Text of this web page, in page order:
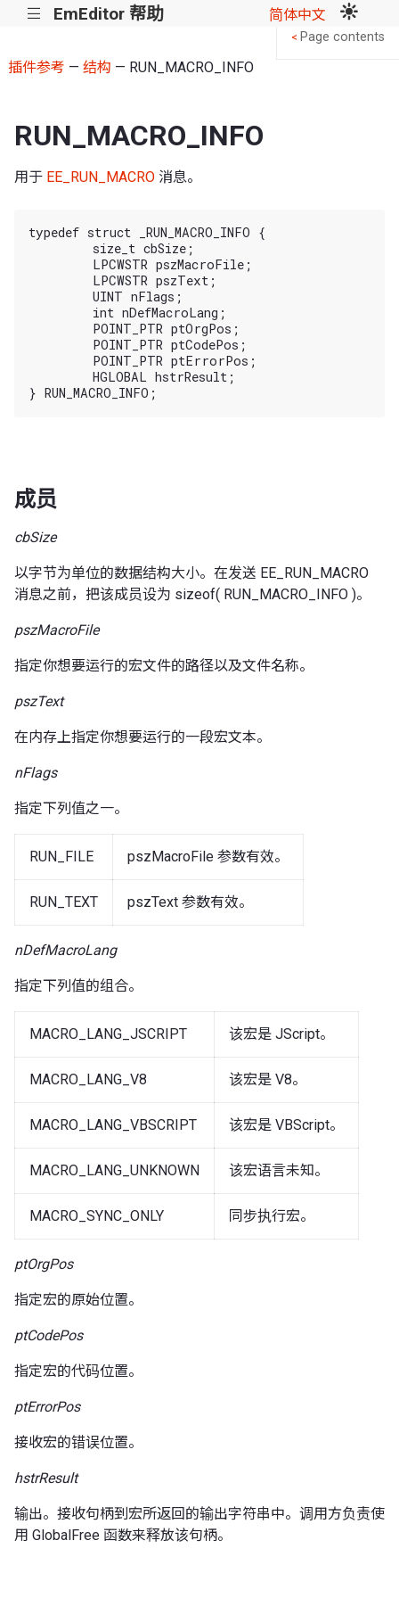
||| EmEditor 帮助 简体中文
插件参考 — 结构 — RUN_MACRO_INFO
RUN_MACRO_INFO
用于 EE_RUN_MACRO 消息。
typedef struct _RUN_MACRO_INFO {
成员
cbSize
以字节为单位的数据结构大小。在发送 EE_RUN_MACRO
消息之前，把该成员设为 sizeof( RUN_MACRO_INFO )。
pszMacroFile
指定你想要运行的宏文件的路径以及文件名称。
pszText
在内存上指定你想要运行的一段宏文本。
nFlags
指定下列值之一。
RUN_FILE pszMacroFile 参数有效。
RUN_TEXT pszText 参数有效。
nDefMacroLang
指定下列值的组合。
MACRO_LANG_JSCRIPT 该宏是 JScript。
MACRO_LANG_V8 该宏是 V8。
MACRO_LANG_VBSCRIPT 该宏是 VBScript。
MACRO_LANG_UNKNOWN 该宏语言未知。
MACRO_SYNC_ONLY 同步执行宏。
ptOrgPos
指定宏的原始位置。
ptCodePos
指定宏的代码位置。
ptErrorPos
接收宏的错误位置。
hstrResult
输出。接收句柄到宏所返回的输出字符串中。调用方负责使
用 GlobalFree 函数来释放该句柄。
< Page contents